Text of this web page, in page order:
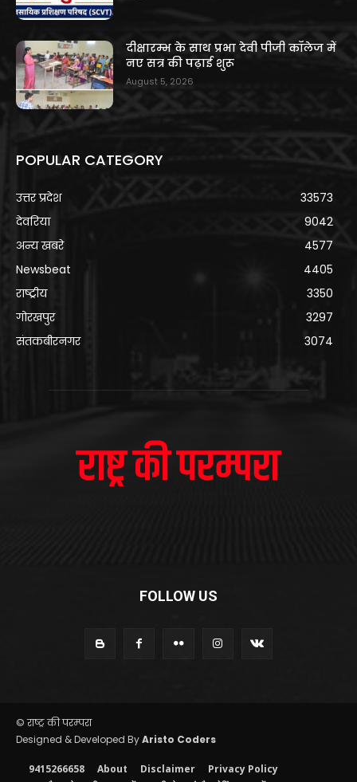
दीक्षारम्भ के साथ प्रभा देवी पीजी कॉलेज में
नए सत्र की पढ़ाई शुरू
August 5, 2026
POPULAR CATEGORY
उत्तर प्रदेश
33573
देवरिया
9042
अन्य खबरे
4577
Newsbeat
4405
राष्ट्रीय
3350
गोरखपुर
3297
संतकबीरनगर
3074
FOLLOW US
© राष्ट्र की परम्परा
Designed & Developed ByAristo Coders
9415266658 About Disclaimer
Privacy Policy